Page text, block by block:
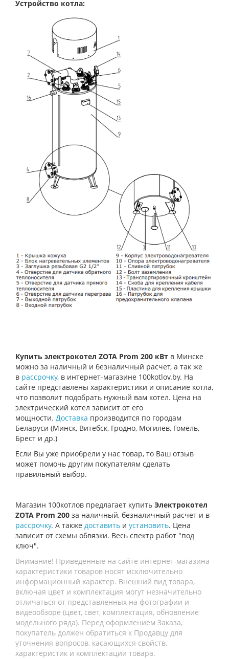
Устройство котла:
Купить электрокотел ZOTA Prom 200 кВт в Минске
можно за наличный и безналичный расчет, а так же
в рассрочку, в интернет-магазине 100kotlov.by. На
сайте представлены характеристики и описание котла,
что позволит подобрать нужный вам котел. Цена на
электрический котел зависит от его
мощности. Доставка производится по городам
Беларуси (Минск, Витебск, Гродно, Могилев, Гомель,
Брест и др.)
Если Вы уже приобрели у нас товар, то Ваш отзыв
может помочь другим покупателям сделать
правильный выбор.
Магазин 100котлов предлагает купить Электрокотел
ZOTA Prom 200 за наличный, безналичный расчет и в
рассрочку. А также доставить и установить. Цена
зависит от схемы обвязки. Весь спектр работ "под
ключ".
Внимание! Приведенные на сайте интернет-магазина
характеристики товаров носят исключительно
информационный характер. Внешний вид товара,
включая цвет и комплектация могут незначительно
отличаться от представленных на фотографии и
видеообзоре (цвет, свет, комплектация, обновление
модельного ряда). Перед оформлением Заказа,
покупатель должен обратиться к Продавцу для
уточнения вопросов, касающихся свойств,
характеристик и комплектации товара.